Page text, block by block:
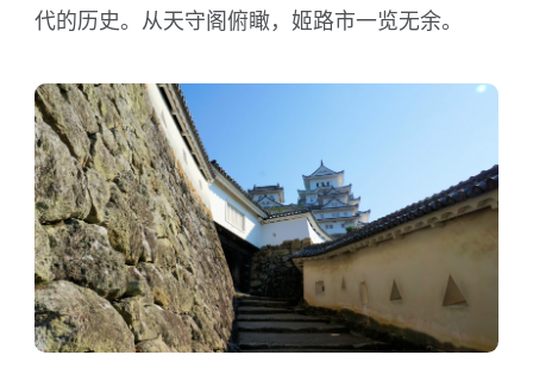
代的历史。从天守阁俯瞰，姬路市一览无余。